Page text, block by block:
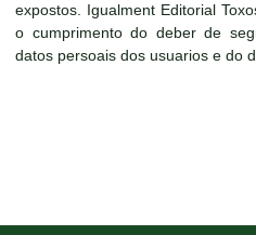
expostos. Igualment Editorial
o cumprimento do deber de
datos persoais dos usuarios e do